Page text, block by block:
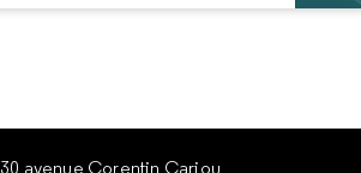
30 avenue Corentin Cariou